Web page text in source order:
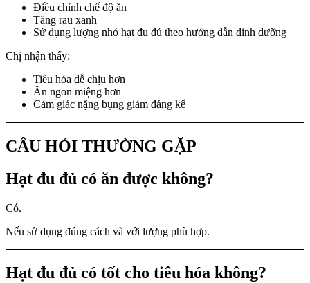
Điều chỉnh chế độ ăn
Tăng rau xanh
Sử dụng lượng nhỏ hạt đu đủ theo hướng dẫn dinh dưỡng
Chị nhận thấy:
Tiêu hóa dễ chịu hơn
Ăn ngon miệng hơn
Cảm giác nặng bụng giảm đáng kể
CÂU HỎI THƯỜNG GẶP
Hạt đu đủ có ăn được không?
Có.
Nếu sử dụng đúng cách và với lượng phù hợp.
Hạt đu đủ có tốt cho tiêu hóa không?